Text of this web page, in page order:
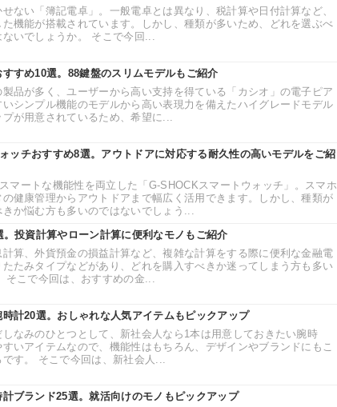
ない「簿記電卓」。一般電卓とは異なり、税計算や日付計算など、
機能が搭載されています。しかし、種類が多いため、どれを選ぶべ
いでしょうか。 そこで今回...
すめ10選。88鍵盤のスリムモデルもご紹介
品が多く、ユーザーから高い支持を得ている「カシオ」の電子ピア
いシンプル機能のモデルから高い表現力を備えたハイグレードモデル
が用意されているため、希望に...
ッチおすすめ8選。アウトドアに対応する耐久性の高いモデルをご紹
マートな機能性を両立した「G-SHOCKスマートウォッチ」。スマホ
健康管理からアウトドアまで幅広く活用できます。しかし、種類が
か悩む方も多いのではないでしょう...
投資計算やローン計算に便利なモノもご紹介
算、外貨預金の損益計算など、複雑な計算をする際に便利な金融電
たみタイプなどがあり、どれを購入すべきか迷ってしまう方も多い
こで今回は、おすすめの金...
計20選。おしゃれな人気アイテムもピックアップ
なみのひとつとして、新社会人なら1本は用意しておきたい腕時
いアイテムなので、機能性はもちろん、デザインやブランドにもこ
す。 そこで今回は、新社会人...
ブランド25選。就活向けのモノもピックアップ